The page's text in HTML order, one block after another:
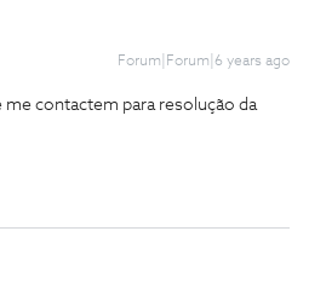
Forum|Forum|6 years ago
me contactem para resolução da